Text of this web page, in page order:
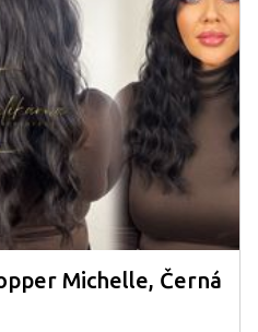
Michelle, Černá